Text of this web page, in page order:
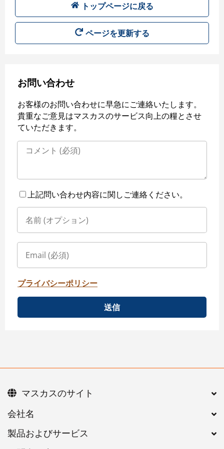
トップページに戻る
ページを更新する
お問い合わせ
お客様のお問い合わせに早急にご連絡いたします。
貴重なご意見はマスカスのサービス向上の糧とさせ
ていただきます。
上記問い合わせ内容に関しご連絡ください。
プライバシーポリシー
送信
会社名
製品およびサービス
マスカスのサイト